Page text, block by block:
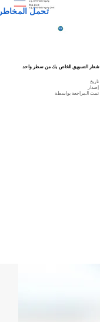
تحمل المخاطر
شعار التسويق الخاص بك من سطر واحد
تاريخ
إصدار
تمت المراجعة بواسطة